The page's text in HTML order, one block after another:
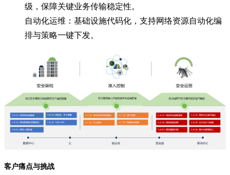
级，保障关键业务传输稳定性。
自动化运维：基础设施代码化，支持网络资源自动化编
排与策略一键下发。
客户痛点与挑战